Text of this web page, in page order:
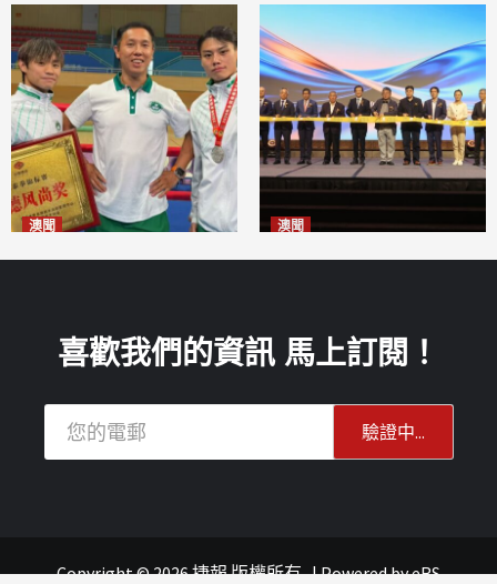
澳聞 澳聞
喜歡我們的資訊 馬上訂閱！
Copyright © 2026 捷報 版權所有|Powered byeRS